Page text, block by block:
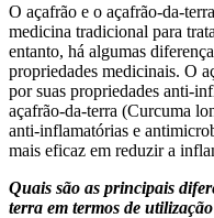
O açafrão e o açafrão-da-
medicina tradicional para
entanto, há algumas
propriedades medicinais. O
por suas propriedades anti-
açafrão-da-terra (Curcuma
anti-inflamatórias e
mais eficaz em reduzir a
Quais são as principais
terra em termos de